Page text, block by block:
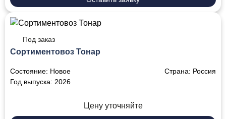
Под заказ
Сортиментовоз Тонар
Состояние: Новое Страна: Россия
Год выпуска: 2026
Цену уточняйте